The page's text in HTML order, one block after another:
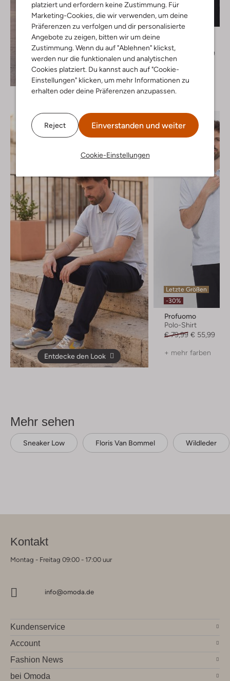
platziert und erfordern keine Zustimmung. Für
Marketing-Cookies, die wir verwenden, um deine
Präferenzen zu verfolgen und dir personalisierte
Angebote zu zeigen, bitten wir um deine
Zustimmung. Wenn du auf "Ablehnen" klickst,
werden nur die funktionalen und analytischen
Cookies platziert. Du kannst auch auf "Cookie-
Einstellungen" klicken, um mehr Informationen zu
erhalten oder deine Präferenzen anzupassen.
Reject Einverstanden und weiter
Cookie-Einstellungen
Entdecke den Look
-30%
Polo-Shirt
€ 79,99
€ 55,99
+ mehr farben
Entdecke den Look
Letzte Größen
-30%
Profuomo
Polo-Shirt
€ 79,99 € 55,99
+ mehr farben
Mehr sehen
Sneaker Low Floris Van Bommel Wildleder
Kontakt
Montag - Freitag 09:00 - 17:00 uur
info@omoda.de
Kundenservice
Account
Fashion News
bei Omoda